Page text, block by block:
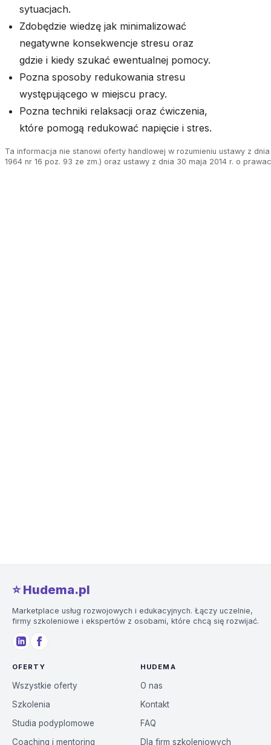
sytuacjach.
Zdobędzie wiedzę jak minimalizować
negatywne konsekwencje stresu oraz
gdzie i kiedy szukać ewentualnej pomocy.
Pozna sposoby redukowania stresu
występującego w miejscu pracy.
Pozna techniki relaksacji oraz ćwiczenia,
które pomogą redukować napięcie i stres.
Ta informacja nie stanowi oferty handlowej w rozumieniu ustawy z
1964 nr 16 poz. 93 ze zm.) oraz ustawy z dnia 30 maja 2014 r. o
⭐️ Hudema.pl
Marketplace usług rozwojowych i edukacyjnych. Łączy uczelnie,
firmy szkoleniowe i ekspertów z osobami, które chcą się rozwijać.
OFERTY
Wszystkie oferty
Szkolenia
Studia podyplomowe
Coaching i mentoring
HUDEMA
O nas
Kontakt
FAQ
Dla firm szkoleniowych